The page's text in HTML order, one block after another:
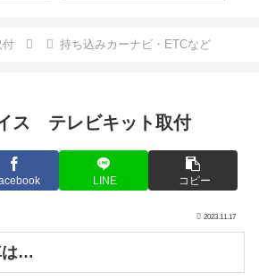
付 持ち込みカーナビ・ETCなど
ス テレビキット取付
LINE コピー
2023.11.17
は…